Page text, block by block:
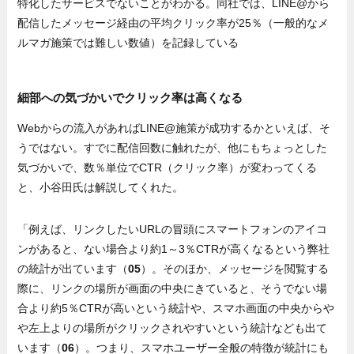
特化したサービスでないことがわかる。同社では、LINE@から
配信したメッセージ経由の平均クリック率が25％（一般的なメ
ルマガ施策では難しい数値）を記録している
細部への気づかいでクリック率は高くなる
Webからの流入があればLINE@施策が成功するかといえば、そ
うではない。すでに配信回数に触れたが、他にもちょっとした
気づかいで、数％単位でCTR（クリック率）が変わってくる
と、小谷田氏は解説してくれた。
「例えば、リンクしたいURLの冒頭にスマートフォンのアイコ
ンがあると、ない場合より約1～3％CTRが高くなるという弊社
の統計が出ています（05）。そのほか、メッセージを閲覧する
際に、リンクの場所が画面の中央にきていると、そうでない場
合より約5％CTRが高いという統計や、スマホ画面の中央からや
や左上よりの場所がクリックされやすいという統計なども出て
います（06）。つまり、スマホユーザー全般の特徴が統計にも